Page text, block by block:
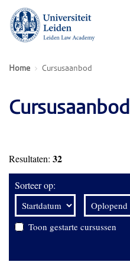
Home Cursusaanbod
Cursusaanbod
Resultaten: 32
Sorteer op:
Toon gestarte cursussen